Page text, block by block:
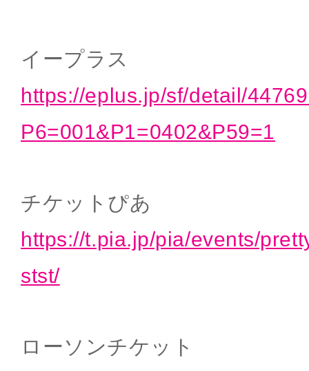
イープラス
https://eplus.jp/sf/detail/
P6=001&P1=0402&P59=1
チケットぴあ
https://t.pia.jp/pia/events/
stst/
ローソンチケット